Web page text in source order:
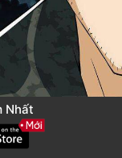
Nhất